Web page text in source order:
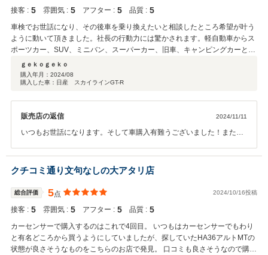
接客 : 5 雰囲気 : 5 アフター : 5 品質 : 5
車検でお世話になり、その後車を乗り換えたいと相談したところ希望が叶う
ように動いて頂きました。社長の行動力には驚かされます。軽自動車からス
ポーツカー、SUV、ミニバン、スーパーカー、旧車、キャンピングカーと幅
広いラインナップもこのお店の良い所だと思います。 今後ともお世話になり
ます。
ｇｅｋｏｇｅｋｏ
購入年月： 2024/08
購入した車：日産 スカイラインGT-R
販売店の返信 2024/11/11
いつもお世話になります。そして車購入有難うございました！またこ
仕事が出来るように頑張ります。また何か有りましたら、お気軽に御
相談下さい。
クチコミ通り文句なしの大アタリ店
総合評価 5点 2024/10/16投稿
接客 : 5 雰囲気 : 5 アフター : 5 品質 : 5
カーセンサーで購入するのはこれで4回目。 いつもはカーセンサーでもわり
と有名どころから買うようにしていましたが、探していたHA36アルトMTの
状態が良さそうなものをこちらのお店で発見。 口コミも良さそうなので購入